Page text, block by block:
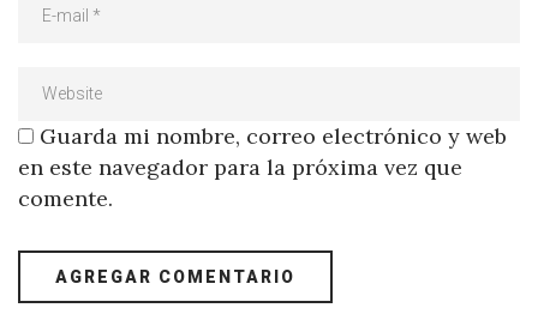
Guarda mi nombre, correo electrónico y web
en este navegador para la próxima vez que
comente.